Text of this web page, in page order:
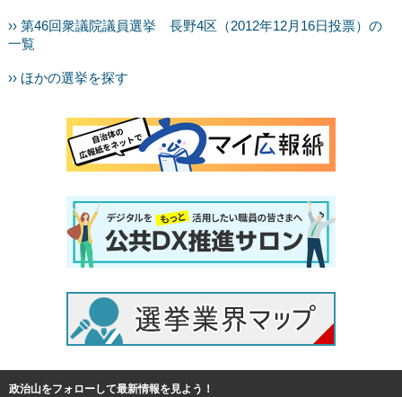
›› 第46回衆議院議員選挙 長野4区（2012年12月16日投票）の
一覧
›› ほかの選挙を探す
政治山をフォローして最新情報を見よう！